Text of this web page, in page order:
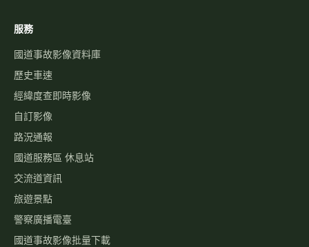
國道事故影像批量下載
關於
最新消息
關於本站
免責聲明
隱私權政策
聯絡我們
功能建議